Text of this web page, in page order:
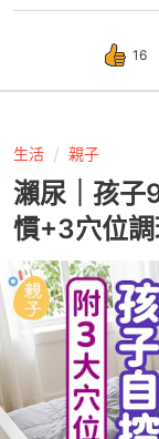
16
生活 親子
瀨尿｜孩子
慣+3穴位